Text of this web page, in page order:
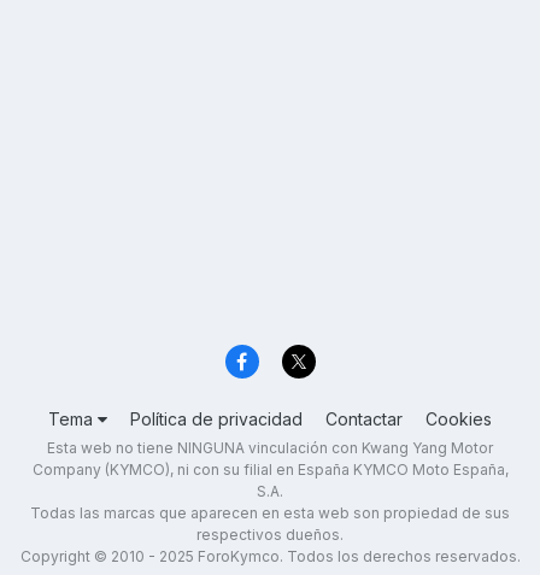
Tema Política de privacidad Contactar Cookies
Esta web no tiene NINGUNA vinculación con Kwang Yang Motor
Company (KYMCO), ni con su filial en España KYMCO Moto España,
S.A.
Todas las marcas que aparecen en esta web son propiedad de sus
respectivos dueños.
Copyright © 2010 - 2025 ForoKymco. Todos los derechos reservados.